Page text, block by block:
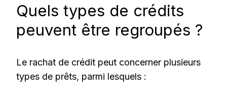
Quels types de crédits
peuvent être regroupés ?
Le rachat de crédit peut concerner plusieurs
types de prêts, parmi lesquels :